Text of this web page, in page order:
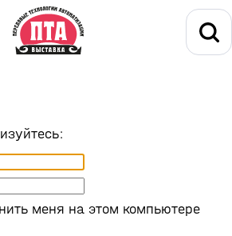
меня на этом компьютере